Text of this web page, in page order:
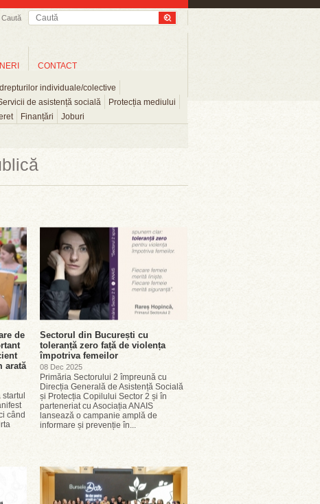
Caută
individuale/colective
de asistență socială
Protecția mediului
Finanțări Joburi
CONTACT
de
arată
când
Sectorul din București cu
toleranță zero față de violența
împotriva femeilor
08 Dec 2025
Primăria Sectorului 2 împreună cu
Direcția Generală de Asistență Socială
și Protecția Copilului Sector 2 și în
parteneriat cu Asociația ANAIS
lansează o campanie amplă de
informare și prevenție în...